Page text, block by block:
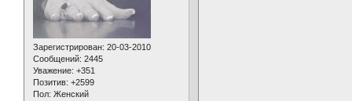
Зарегистрирован: 20-03-2010
Сообщений: 2445
Уважение: +351
Позитив: +2599
Пол: Женский